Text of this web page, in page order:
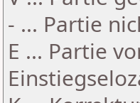
- ... Partie
E ... Partie